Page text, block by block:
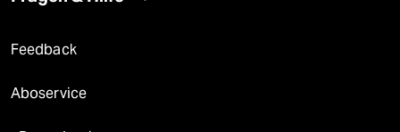
Feedback
Aboservice